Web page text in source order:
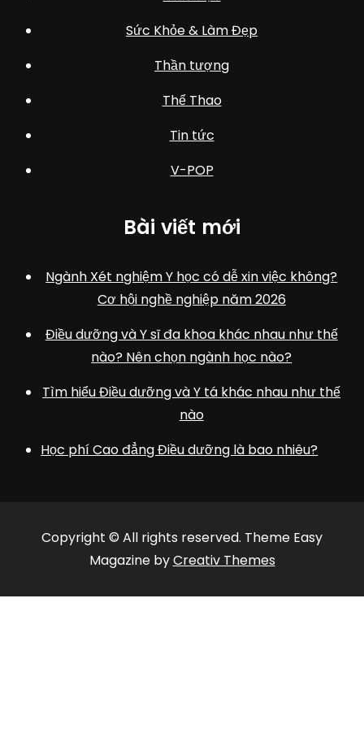
Sức Khỏe & Làm Đẹp
Thần tượng
Thể Thao
Tin tức
V-POP
Bài viết mới
Ngành Xét nghiệm Y học có dễ xin việc không?
Cơ hội nghề nghiệp năm 2026
Điều dưỡng và Y sĩ đa khoa khác nhau như thế
nào? Nên chọn ngành học nào?
Tìm hiểu Điều dưỡng và Y tá khác nhau như thế
nào
Học phí Cao đẳng Điều dưỡng là bao nhiêu?
Copyright © All rights reserved. Theme Easy
Magazine byCreativ Themes